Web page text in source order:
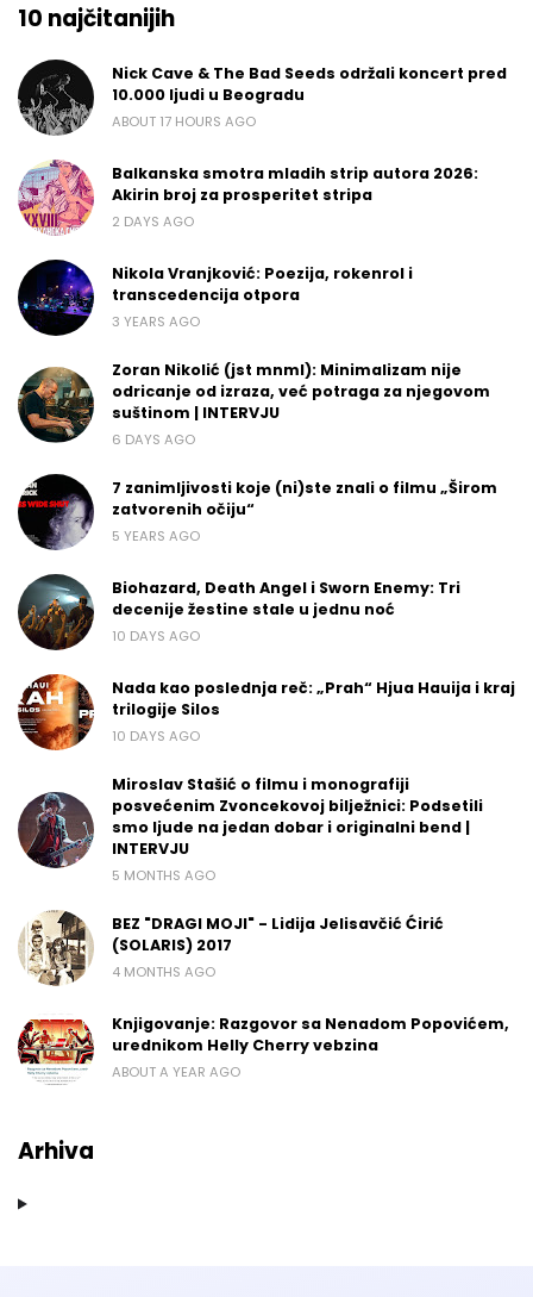
10 najčitanijih
Nick Cave & The Bad Seeds održali koncert pred
10.000 ljudi u Beogradu
ABOUT 17 HOURS AGO
Balkanska smotra mladih strip autora 2026:
Akirin broj za prosperitet stripa
2 DAYS AGO
Nikola Vranjković: Poezija, rokenrol i
transcedencija otpora
3 YEARS AGO
Zoran Nikolić (jst mnml): Minimalizam nije
odricanje od izraza, već potraga za njegovom
suštinom | INTERVJU
6 DAYS AGO
7 zanimljivosti koje (ni)ste znali o filmu „Širom
zatvorenih očiju“
5 YEARS AGO
Biohazard, Death Angel i Sworn Enemy: Tri
decenije žestine stale u jednu noć
10 DAYS AGO
Nada kao poslednja reč: „Prah“ Hjua Hauija i kraj
trilogije Silos
10 DAYS AGO
Miroslav Stašić o filmu i monografiji
posvećenim Zvoncekovoj bilježnici: Podsetili
smo ljude na jedan dobar i originalni bend |
INTERVJU
5 MONTHS AGO
BEZ "DRAGI MOJI" - Lidija Jelisavčić Ćirić
(SOLARIS) 2017
4 MONTHS AGO
Knjigovanje: Razgovor sa Nenadom Popovićem,
urednikom Helly Cherry vebzina
ABOUT A YEAR AGO
Arhiva